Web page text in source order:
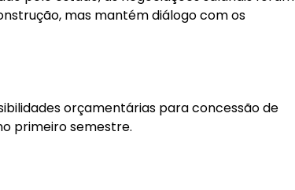
mas mantém diálogo com os
orçamentárias para concessão de
primeiro semestre.